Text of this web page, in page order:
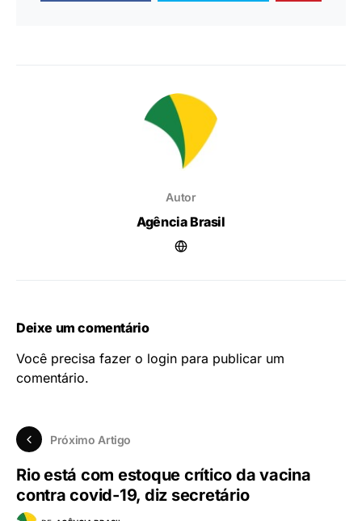
Autor
Agência Brasil
Deixe um comentário
Você precisa fazer o login para publicar um
comentário.
Próximo Artigo
Rio está com estoque crítico da vacina
contra covid-19, diz secretário